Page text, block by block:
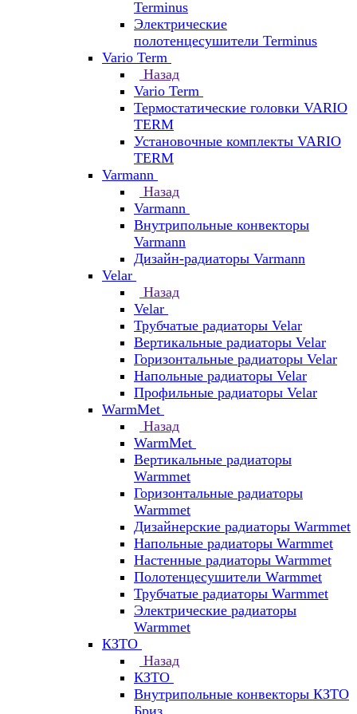
Terminus
Электрические
полотенцесушители Terminus
Vario Term
Назад
Vario Term
Термостатические головки VARIO
TERM
Установочные комплекты VARIO
TERM
Varmann
Назад
Varmann
Внутрипольные конвекторы
Varmann
Дизайн-радиаторы Varmann
Velar
Назад
Velar
Трубчатые радиаторы Velar
Вертикальные радиаторы Velar
Горизонтальные радиаторы Velar
Напольные радиаторы Velar
Профильные радиаторы Velar
WarmMet
Назад
WarmMet
Вертикальные радиаторы
Warmmet
Горизонтальные радиаторы
Warmmet
Дизайнерские радиаторы Warmmet
Напольные радиаторы Warmmet
Настенные радиаторы Warmmet
Полотенцесушители Warmmet
Трубчатые радиаторы Warmmet
Электрические радиаторы
Warmmet
КЗТО
Назад
КЗТО
Внутрипольные конвекторы КЗТО
Бриз